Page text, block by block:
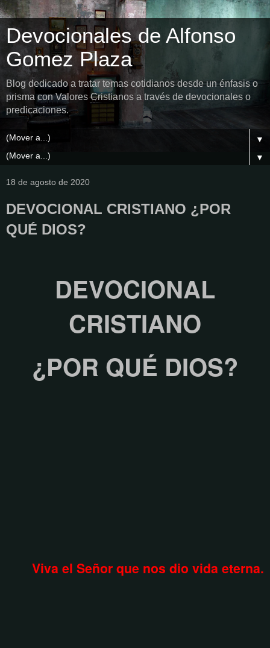
Devocionales de Alfonso
Gomez Plaza
Blog dedicado a tratar temas cotidianos desde un énfasis o
prisma con Valores Cristianos a través de devocionales o
predicaciones.
▼
▼
18 de agosto de 2020
DEVOCIONAL CRISTIANO ¿POR
QUÉ DIOS?
DEVOCIONAL
CRISTIANO
¿POR QUÉ DIOS?
Viva el Señor que nos dio vida eterna.